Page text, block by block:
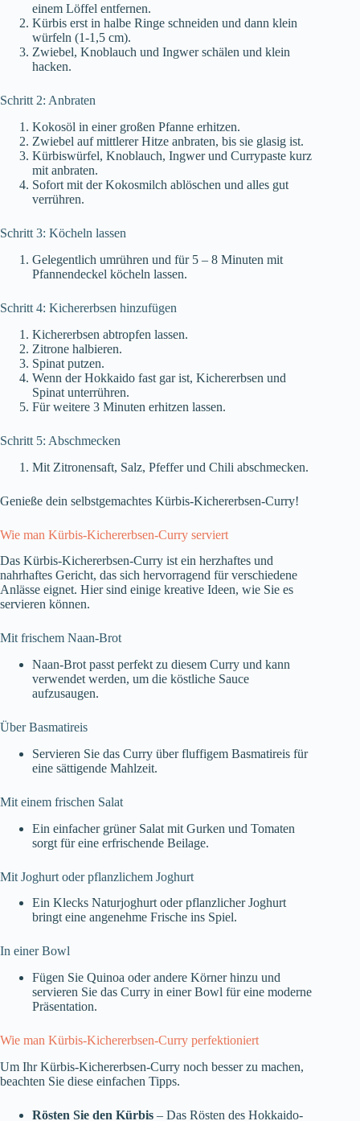
einem Löffel entfernen.
Kürbis erst in halbe Ringe schneiden und dann klein
würfeln (1-1,5 cm).
Zwiebel, Knoblauch und Ingwer schälen und klein
hacken.
Schritt 2: Anbraten
Kokosöl in einer großen Pfanne erhitzen.
Zwiebel auf mittlerer Hitze anbraten, bis sie glasig ist.
Kürbiswürfel, Knoblauch, Ingwer und Currypaste kurz
mit anbraten.
Sofort mit der Kokosmilch ablöschen und alles gut
verrühren.
Schritt 3: Köcheln lassen
Gelegentlich umrühren und für 5 – 8 Minuten mit
Pfannendeckel köcheln lassen.
Schritt 4: Kichererbsen hinzufügen
Kichererbsen abtropfen lassen.
Zitrone halbieren.
Spinat putzen.
Wenn der Hokkaido fast gar ist, Kichererbsen und
Spinat unterrühren.
Für weitere 3 Minuten erhitzen lassen.
Schritt 5: Abschmecken
Mit Zitronensaft, Salz, Pfeffer und Chili abschmecken.
Genieße dein selbstgemachtes Kürbis-Kichererbsen-Curry!
Wie man Kürbis-Kichererbsen-Curry serviert
Das Kürbis-Kichererbsen-Curry ist ein herzhaftes und
nahrhaftes Gericht, das sich hervorragend für verschiedene
Anlässe eignet. Hier sind einige kreative Ideen, wie Sie es
servieren können.
Mit frischem Naan-Brot
Naan-Brot passt perfekt zu diesem Curry und kann
verwendet werden, um die köstliche Sauce
aufzusaugen.
Über Basmatireis
Servieren Sie das Curry über fluffigem Basmatireis für
eine sättigende Mahlzeit.
Mit einem frischen Salat
Ein einfacher grüner Salat mit Gurken und Tomaten
sorgt für eine erfrischende Beilage.
Mit Joghurt oder pflanzlichem Joghurt
Ein Klecks Naturjoghurt oder pflanzlicher Joghurt
bringt eine angenehme Frische ins Spiel.
In einer Bowl
Fügen Sie Quinoa oder andere Körner hinzu und
servieren Sie das Curry in einer Bowl für eine moderne
Präsentation.
Wie man Kürbis-Kichererbsen-Curry perfektioniert
Um Ihr Kürbis-Kichererbsen-Curry noch besser zu machen,
beachten Sie diese einfachen Tipps.
Rösten Sie den Kürbis – Das Rösten des Hokkaido-